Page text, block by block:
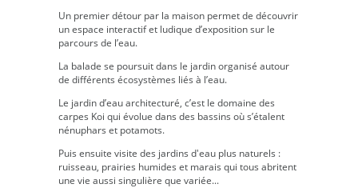
Un premier détour par la maison permet de découvrir
un espace interactif et ludique d’exposition sur le
parcours de l’eau.
La balade se poursuit dans le jardin organisé autour
de différents écosystèmes liés à l’eau.
Le jardin d’eau architecturé, c’est le domaine des
carpes Koi qui évolue dans des bassins où s’étalent
nénuphars et potamots.
Puis ensuite visite des jardins d'eau plus naturels :
ruisseau, prairies humides et marais qui tous abritent
une vie aussi singulière que variée...